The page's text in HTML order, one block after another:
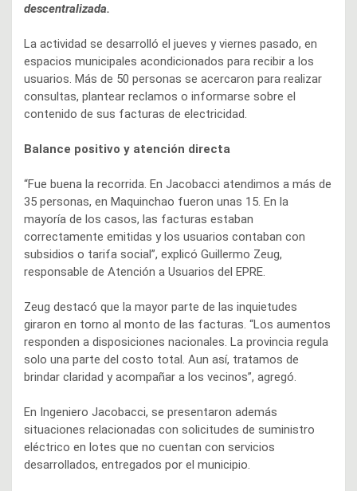
descentralizada.
La actividad se desarrolló el jueves y viernes pasado, en
espacios municipales acondicionados para recibir a los
usuarios. Más de 50 personas se acercaron para realizar
consultas, plantear reclamos o informarse sobre el
contenido de sus facturas de electricidad.
Balance positivo y atención directa
“Fue buena la recorrida. En Jacobacci atendimos a más de
35 personas, en Maquinchao fueron unas 15. En la
mayoría de los casos, las facturas estaban
correctamente emitidas y los usuarios contaban con
subsidios o tarifa social”, explicó Guillermo Zeug,
responsable de Atención a Usuarios del EPRE.
Zeug destacó que la mayor parte de las inquietudes
giraron en torno al monto de las facturas. “Los aumentos
responden a disposiciones nacionales. La provincia regula
solo una parte del costo total. Aun así, tratamos de
brindar claridad y acompañar a los vecinos”, agregó.
En Ingeniero Jacobacci, se presentaron además
situaciones relacionadas con solicitudes de suministro
eléctrico en lotes que no cuentan con servicios
desarrollados, entregados por el municipio.